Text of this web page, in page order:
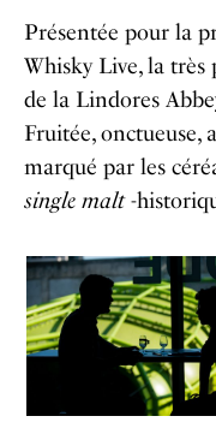
Présentée pour la
Whisky Live, la très
de la Lindores
Fruitée, onctueuse,
marqué par les
single malt-